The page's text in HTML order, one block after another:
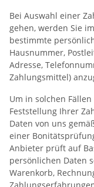
Bei Auswahl einer
gehen, werden Sie
bestimmte
Hausnummer,
Adresse,
Zahlungsmittel)
Um in solchen
Feststellung Ihrer
Daten von uns
einer
Anbieter prüft auf
persönlichen Daten
Warenkorb,